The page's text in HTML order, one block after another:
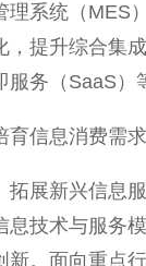
理系统（MES
，提升综合集
服务（SaaS）
育信息消费需求
拓展新兴信息
息技术与服务
新。面向重点